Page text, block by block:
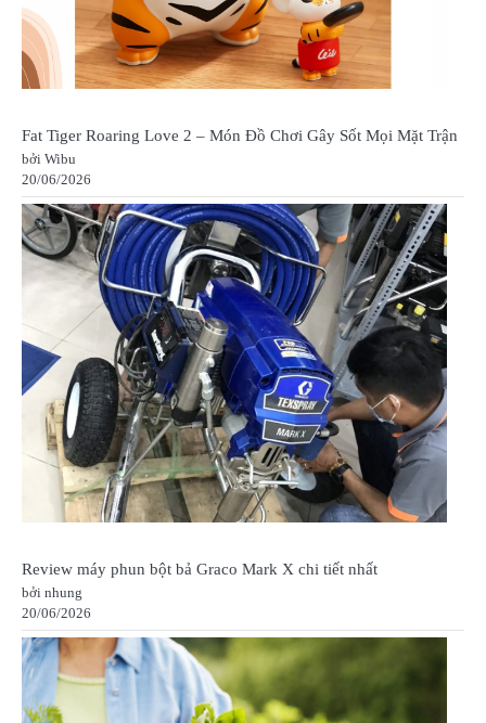
Fat Tiger Roaring Love 2 – Món Đồ Chơi Gây Sốt Mọi Mặt Trận
bởi Wibu
20/06/2026
Review máy phun bột bả Graco Mark X chi tiết nhất
bởi nhung
20/06/2026